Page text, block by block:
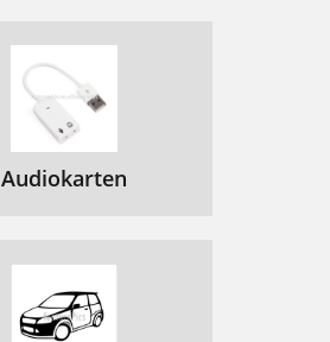
Audiokarten